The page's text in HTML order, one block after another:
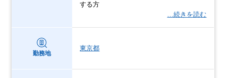
する方
…続きを読む
勤務地
東京都